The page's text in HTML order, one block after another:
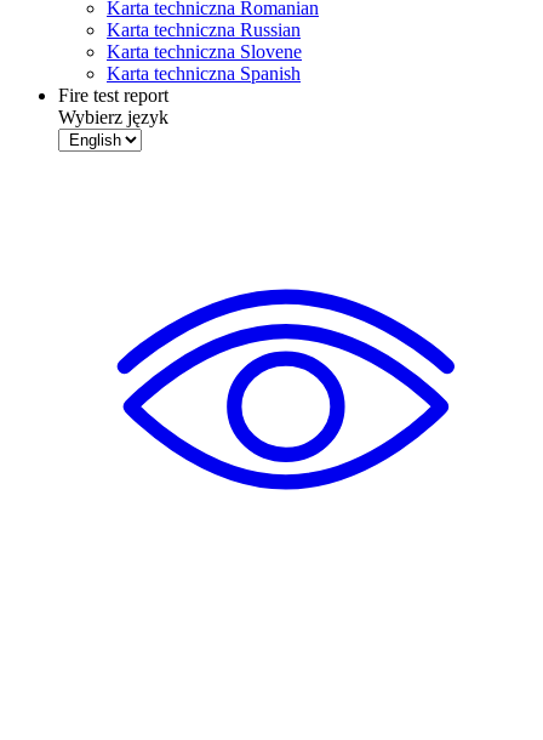
Karta techniczna Romanian
Karta techniczna Russian
Karta techniczna Slovene
Karta techniczna Spanish
Fire test report
Wybierz język